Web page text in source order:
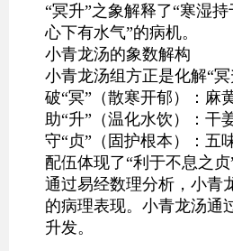
“冥升”之象解释了“寒湿
心下有水气”的病机。
小青龙汤的象数解构
小青龙汤组方正是化解“
破“冥”（散寒开郁）：麻
助“升”（温化水饮）：干
守“贞”（固护根本）：五
配伍体现了“利于不息之
通过易经数理分析，小青
的病理表现。小青龙汤通
升发。